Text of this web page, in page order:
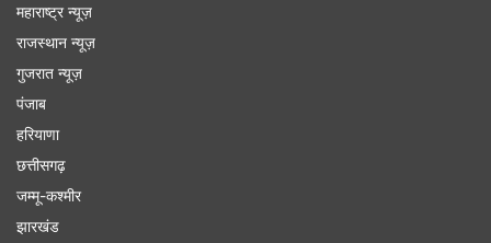
महाराष्ट्र न्यूज़
राजस्थान न्यूज़
गुजरात न्यूज़
पंजाब
हरियाणा
छत्तीसगढ़
जम्मू-कश्मीर
झारखंड